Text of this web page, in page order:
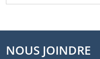
NOUS JOINDRE